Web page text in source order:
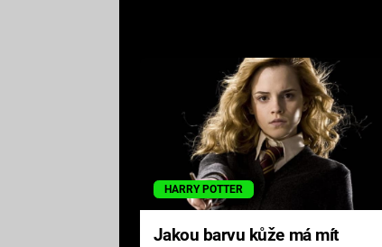
HARRY POTTER
Jakou barvu kůže má mít